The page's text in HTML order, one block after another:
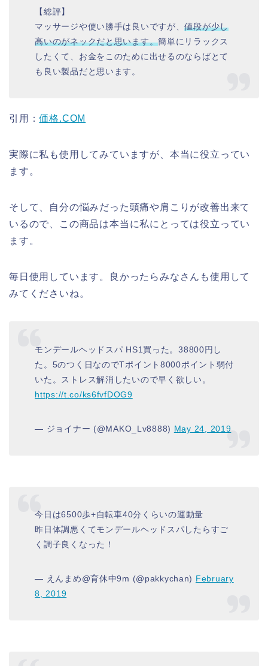
【総評】
マッサージや使い勝手は良いですが、値段が少し
高いのがネックだと思います。簡単にリラックス
したくて、お金をこのために出せるのならばとて
も良い製品だと思います。
引用：価格.COM
実際に私も使用してみていますが、本当に役立ってい
ます。
そして、自分の悩みだった頭痛や肩こりが改善出来て
いるので、この商品は本当に私にとっては役立ってい
ます。
毎日使用しています。良かったらみなさんも使用して
みてくださいね。
モンデールヘッドスパ HS1買った。38800円し
た。5のつく日なのでTポイント8000ポイント弱付
いた。ストレス解消したいので早く欲しい。
https://t.co/ks6fvfDOG9
— ジョイナー (@MAKO_Lv8888) May 24, 2019
今日は6500歩+自転車40分くらいの運動量
昨日体調悪くてモンデールヘッドスパしたらすご
く調子良くなった！
— えんまめ@育休中9m (@pakkychan) February
8, 2019